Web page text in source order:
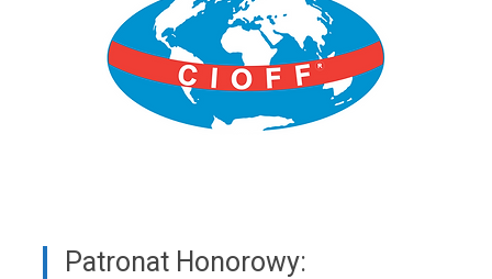
Patronat Honorowy: